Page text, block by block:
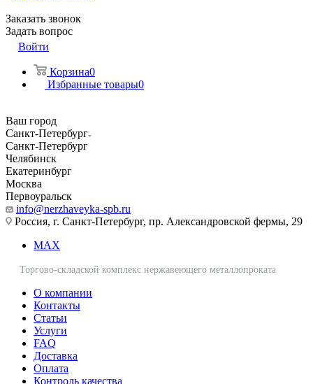
Заказать звонок
Задать вопрос
Войти
Корзина0
Избранные товары0
Ваш город
Санкт-Петербург
Санкт-Петербург
Челябинск
Екатеринбург
Москва
Первоуральск
info@nerzhaveyka-spb.ru
Россия, г. Санкт-Петербург, пр. Александровской фермы, 29
MAX
Торгово-складской комплекс нержавеющего металлопроката
О компании
Контакты
Статьи
Услуги
FAQ
Доставка
Оплата
Контроль качества